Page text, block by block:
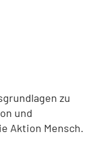
zu
und
Aktion Mensch.